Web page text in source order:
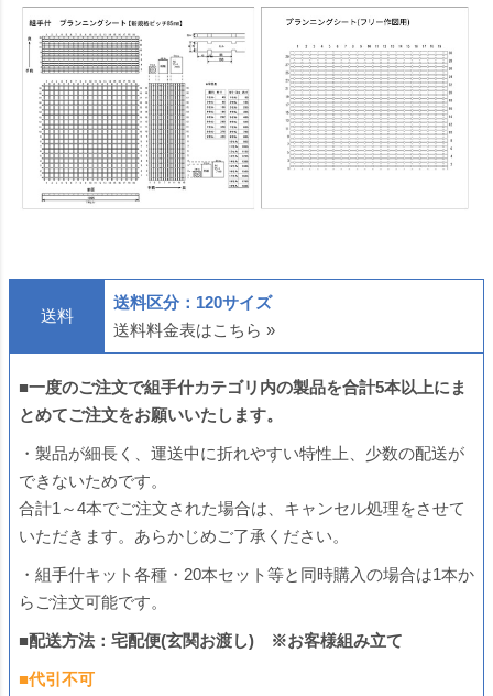
送料
送料区分：120サイズ
送料料金表はこちら »
■一度のご注文で組手什カテゴリ内の製品を合計5本以上にま
とめてご注文をお願いいたします。
・製品が細長く、運送中に折れやすい特性上、少数の配送が
できないためです。
合計1～4本でご注文された場合は、キャンセル処理をさせて
いただきます。あらかじめご了承ください。
・組手什キット各種・20本セット等と同時購入の場合は1本か
らご注文可能です。
■配送方法：宅配便(玄関お渡し) ※お客様組み立て
■代引不可